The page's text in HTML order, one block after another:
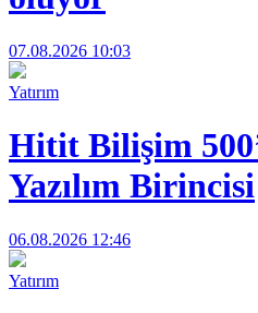
07.08.2026 10:03
Yatırım
Hitit Bilişim
Yazılım Birincisi
06.08.2026 12:46
Yatırım